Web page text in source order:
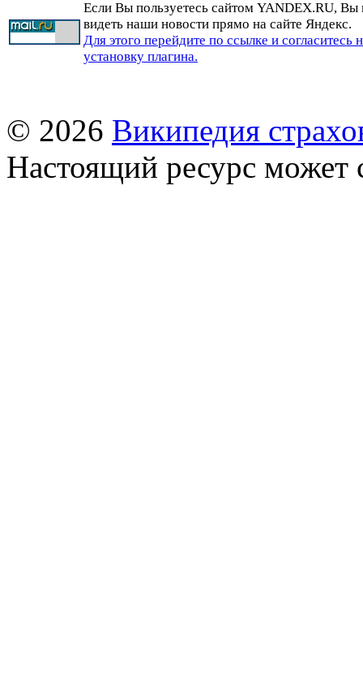
Если Вы пользуетесь сайтом YANDEX.RU, Вы
видеть наши новости прямо на сайте Яндекс.
Для этого перейдите по ссылке и согласитесь
установку плагина.
© 2026 Википедия
Настоящий ресурс может